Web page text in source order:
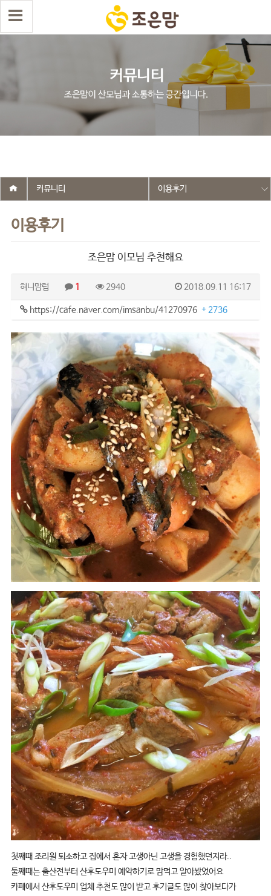
select wr_id, wr_subject from g5_write_m05_04 where wr_is_comment
= 0 and wr_datetime <= '2018-09-11 16:17:24' and wr_id <> '242' order
by wr_datetime desc limit 1 asdasf
이용후기
커뮤니티 이용후기
조은맘 이모님 추천해요
혀니맘럽 1 2940 2018.09.11 16:17
https://cafe.naver.com/imsanbu/41270976 + 2736
첫째때 조리원 퇴소하고 집에서 혼자 고생아닌 고생을 경험했던지라..
둘째때는 출산전부터 산후도우미 예약하기로 맘먹고 알아봤었어요
카페에서 산후도우미 업체 추천도 많이 받고 후기글도 많이 찾아보다가